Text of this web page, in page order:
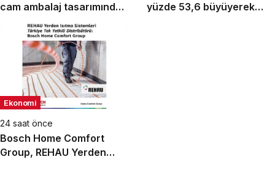
cam ambalaj tasarımında
bütüncül yaklaşım
yüzde 53,6 büyüyerek
Ekonomi
24 saat önce
Bosch Home Comfort
Group, REHAU Yerden